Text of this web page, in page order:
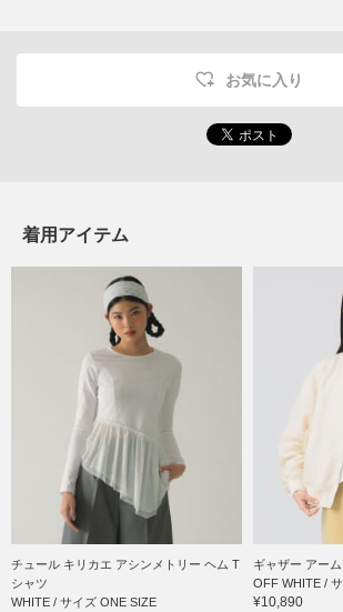
お気に入り
着用アイテム
チュール キリカエ アシンメトリー ヘム T
シャツ
WHITE / サイズ ONE SIZE
ギャザー アーム
OFF WHITE /
¥10,890